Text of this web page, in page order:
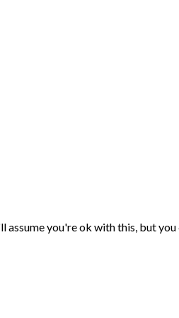
you're ok with this, but